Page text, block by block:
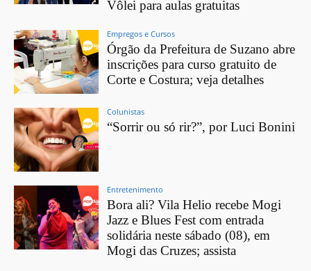
Vôlei para aulas gratuitas
Empregos e Cursos
Órgão da Prefeitura de Suzano abre
inscrições para curso gratuito de
Corte e Costura; veja detalhes
Colunistas
“Sorrir ou só rir?”, por Luci Bonini
Entretenimento
Bora ali? Vila Helio recebe Mogi
Jazz e Blues Fest com entrada
solidária neste sábado (08), em
Mogi das Cruzes; assista